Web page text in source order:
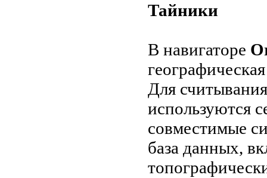
Тайники
В навигаторе
Для
используются
совместимые
база данных,